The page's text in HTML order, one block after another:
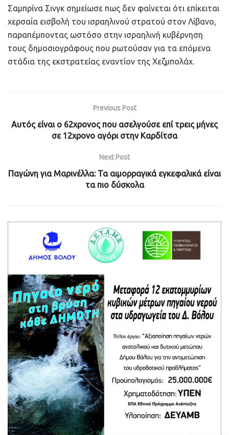
Σαμπρίνα Σινγκ σημείωσε πως δεν φαίνεται ότι επίκειται
χερσαία εισβολή του ισραηλινού στρατού στον Λίβανο,
παραπέμποντας ωστόσο στην ισραηλινή κυβέρνηση
τους δημοσιογράφους που ρωτούσαν για τα επόμενα
στάδια της εκστρατείας εναντίον της Χεζμπολάχ.
Previous Post
Αυτός είναι ο 62χρονος που ασελγούσε επί τρεις μήνες
σε 12χρονο αγόρι στην Καρδίτσα
Next Post
Παγώνη για Μαρινέλλα: Τα αιμορραγικά εγκεφαλικά είναι
τα πιο δύσκολα